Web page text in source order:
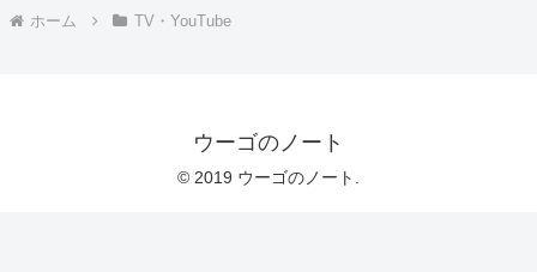
ホーム TV・YouTube
ウーゴのノート
© 2019 ウーゴのノート.